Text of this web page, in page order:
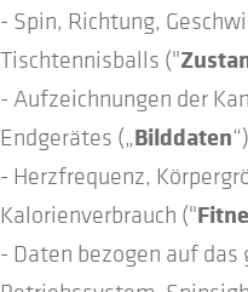
- Spin, Richtung,
Tischtennisballs ("
- Aufzeichnungen der
Endgerätes („Bilddaten
- Herzfrequenz,
Kalorienverbrauch ("
- Daten bezogen auf